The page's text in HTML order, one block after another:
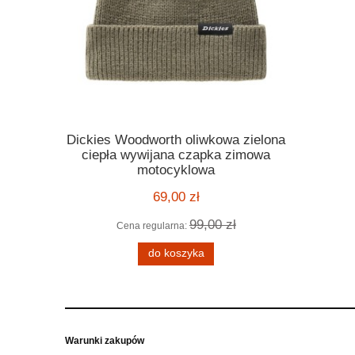
Dickies Woodworth oliwkowa zielona
ciepła wywijana czapka zimowa
motocyklowa
69,00 zł
Cena regularna: 99,00 zł
do koszyka
Warunki zakupów